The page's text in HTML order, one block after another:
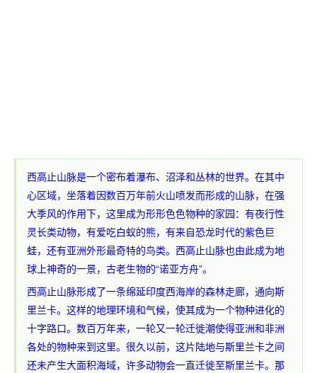
西高止山脉是一个密布着瀑布、沼泽和丛林的世界。在其中
心区域，坐落着因数百万年前火山喷发而形成的山脉，在强
大季风的作用下，这里成为形形色色物种的家园：有夜行性
灵长类动物，有爱吃白蚁的熊，有来自恐龙时代的紫色巨
蛙，还有亚洲外形最奇特的鸟类。西高止山脉也由此成为地
球上神奇的一景，古老生物的“诺亚方舟”。
西高止山脉形成了一条绵延印度西海岸的森林走廊，通向斯
里兰卡。这样的地理环境和气候，使其成为一个物种进化的
十字路口。数百万年来，一轮又一轮迁徙潮使得亚洲和非洲
各处的物种来到这里。很久以前，这片陆地与斯里兰卡之间
还未产生大面积海域，许多动物会一直迁徙至斯里兰卡。那